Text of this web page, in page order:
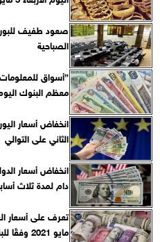
صعود طفيف
الصباحية
”أسواق
معظم البنوك اليوم
انخفاض أسعار
الثاني على التوالي
انخفاض أسعار
دام لمدة ثلاث
مايو 2021 وفقًا للبنك المركزي‎